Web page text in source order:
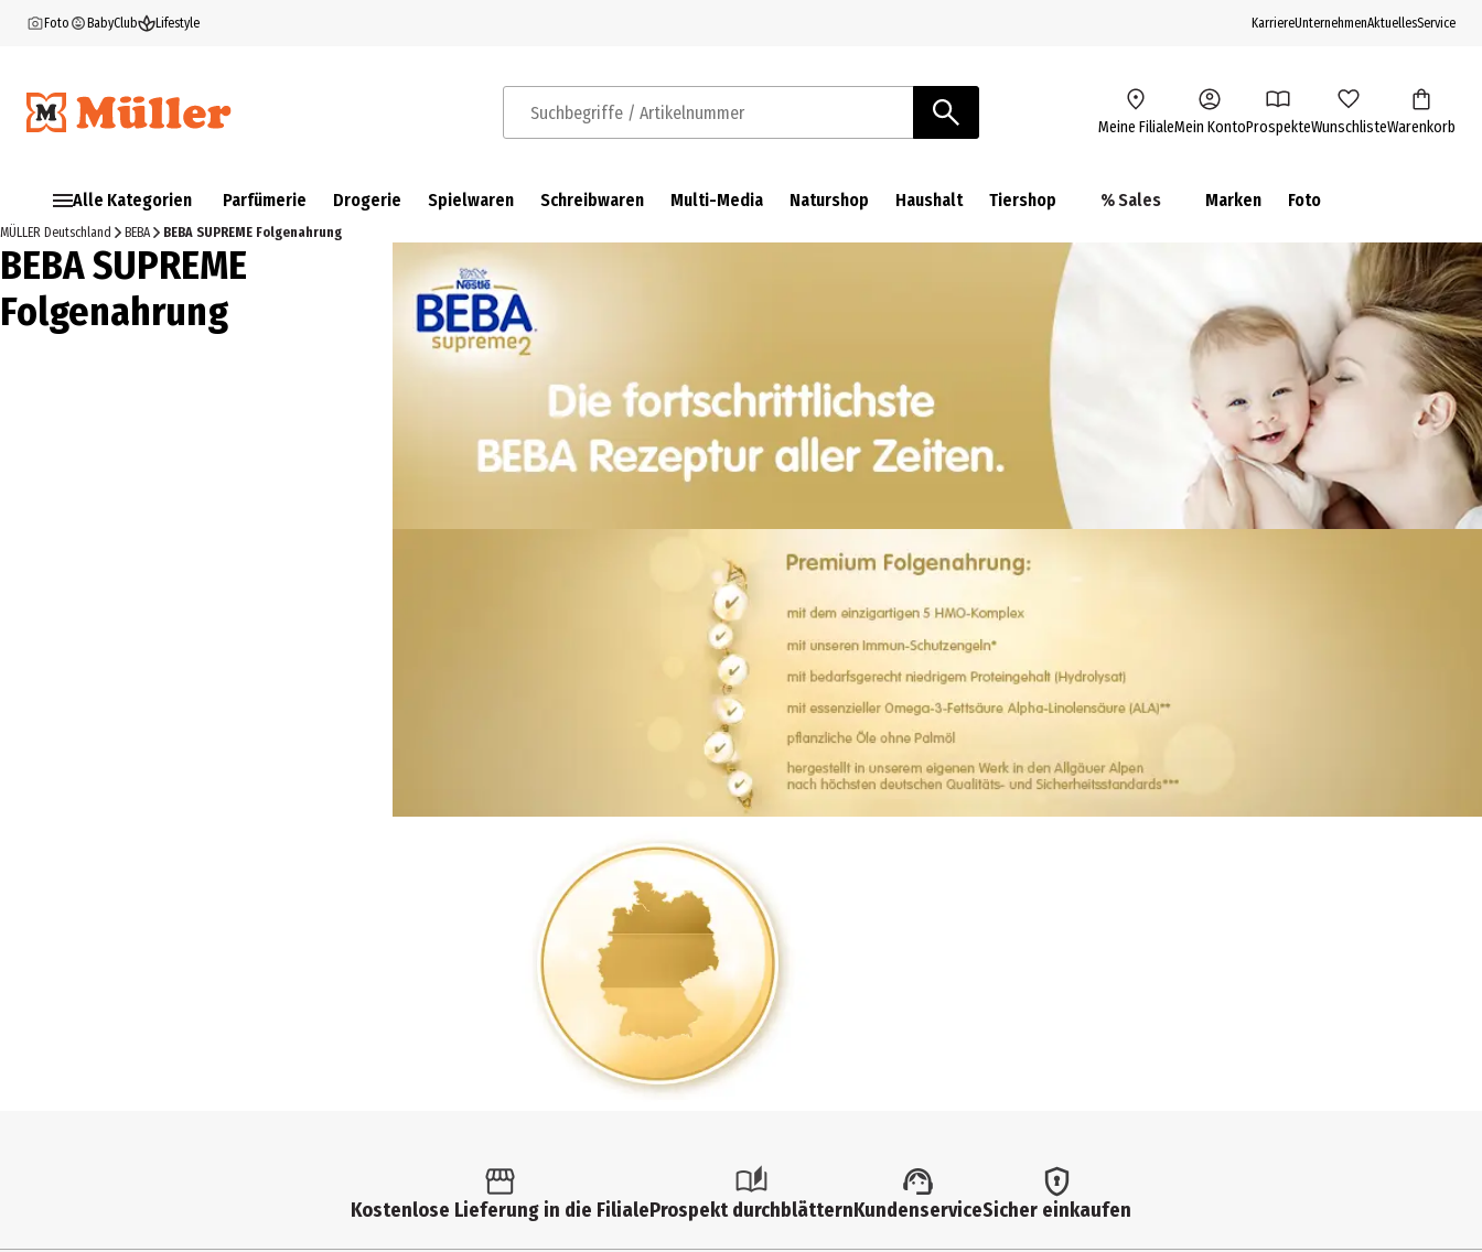
Foto BabyClub Lifestyle KarriereUnternehmenAktuellesService
Suchbegriffe / Artikelnummer Meine FilialeMein KontoProspekteWunschlisteWarenkorb
Alle Kategorien Parfümerie Drogerie Spielwaren Schreibwaren Multi-Media Naturshop Haushalt Tiershop % Sales Marken Foto
MÜLLER Deutschland BEBA BEBA SUPREME Folgenahrung
BEBA SUPREME
Folgenahrung
Kostenlose Lieferung in die FilialeProspekt durchblätternKundenserviceSicher einkaufen